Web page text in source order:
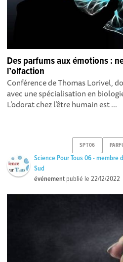
Des parfums aux émotions :
l’olfaction
Conférence de Thomas Lorivel,
avec une spécialisation en
L’odorat chez l’être humain est ...
SPT06
Science Pour Tous 06 - membre
Sud
événement publié le22/12/2022